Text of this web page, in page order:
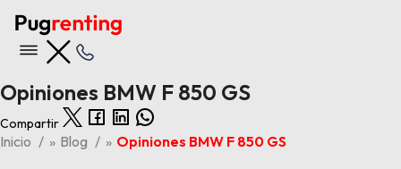
Opiniones BMW F 850 GS
Nuestras ofertas
Compartir
Inicio » Blog » Opiniones BMW F 850 GS